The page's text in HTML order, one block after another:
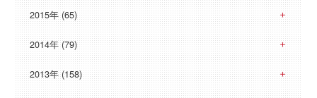
2015年 (65)
2014年 (79)
2013年 (158)